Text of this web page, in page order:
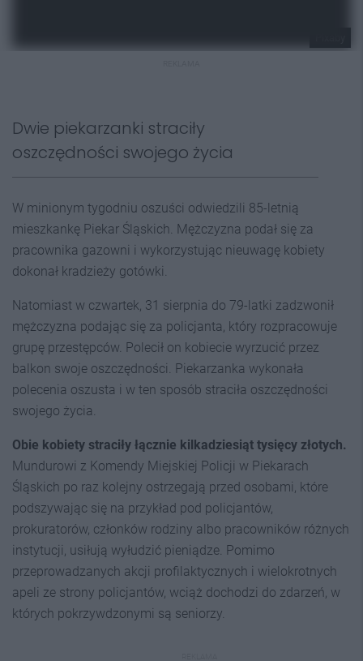
Dwie piekarzanki straciły
oszczędności swojego życia
W minionym tygodniu oszuści odwiedzili 85-letnią
mieszkankę Piekar Śląskich. Mężczyzna podał się za
pracownika gazowni i wykorzystując nieuwagę kobiety
dokonał kradzieży gotówki.
Natomiast w czwartek, 31 sierpnia do 79-latki zadzwonił
mężczyzna podając się za policjanta, który rozpracowuje
grupę przestępców. Polecił on kobiecie wyrzucić przez
balkon swoje oszczędności. Piekarzanka wykonała
polecenia oszusta i w ten sposób straciła oszczędności
swojego życia.
Obie kobiety straciły łącznie kilkadziesiąt tysięcy złotych.
Mundurowi z Komendy Miejskiej Policji w Piekarach
Śląskich po raz kolejny ostrzegają przed osobami, które
podszywając się na przykład pod policjantów,
prokuratorów, członków rodziny albo pracowników różnych
instytucji, usiłują wyłudzić pieniądze. Pomimo
przeprowadzanych akcji profilaktycznych i wielokrotnych
apeli ze strony policjantów, wciąż dochodzi do zdarzeń, w
których pokrzywdzonymi są seniorzy.